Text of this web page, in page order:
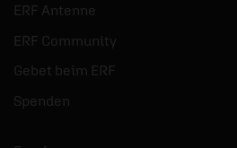
ERF Antenne
ERF Community
Gebet beim ERF
Spenden